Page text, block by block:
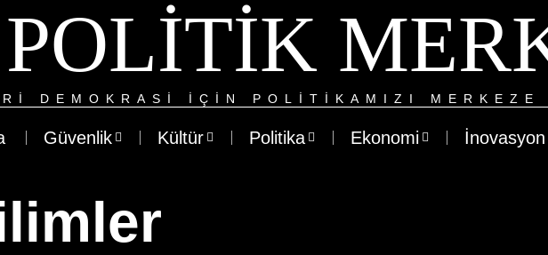
POLITIK
DEMOKRASI IÇIN POLITIKAMIZI
Güvenlik Kültür Politika Ekonomi İnovasyon